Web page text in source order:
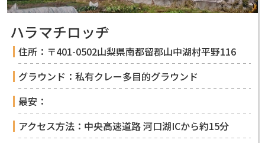
ハラマチロッヂ
住所：〒401-0502山梨県南都留郡山中湖村平野116
グラウンド：私有クレー多目的グラウンド
最安：
アクセス方法：中央高速道路 河口湖ICから約15分